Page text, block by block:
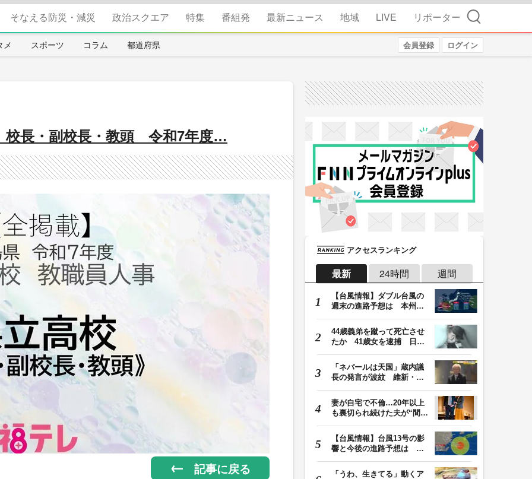
そなえる防災・減災 政治スクエア 特集 番組発 最新ニュース 地域 LIVE リポーター 検索
メ スポーツ コラム 都道府県 会員登録 ログイン
校長・副校長・教頭 令和7年度…
記事に戻る
アクセスランキング
最新 24時間 週間
【台風情報】ダブル台風の
週末の進路予想は 本州は
44歳義弟を蹴って死亡させ
たか 41歳女を逮捕 日頃
「ネパールは天国」蔵内議
長の発言が波紋 維新・吉
妻が自宅で不倫…20年以上
も裏切られ続けた夫が“間
【台風情報】台風13号の影
響と今後の進路予想は 沖
「うわ、生きてる」動くア